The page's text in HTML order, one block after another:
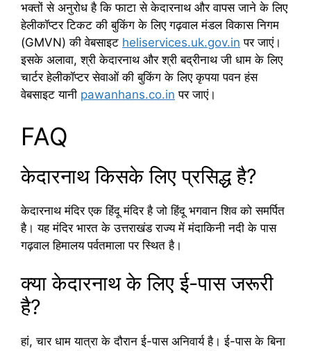
भक्तों से अनुरोध है कि फाटा से केदारनाथ और वापस जाने के लिए
हेलीकॉप्टर टिकट की बुकिंग के लिए गढ़वाल मंडल विकास निगम
(GMVN) की वेबसाइट heliservices.uk.gov.in पर जाएं।
इसके अलावा, श्री केदारनाथ और श्री बद्रीनाथ जी धाम के लिए
चार्टर हेलीकॉप्टर सेवाओं की बुकिंग के लिए कृपया पवन हंस
वेबसाइट यानी pawanhans.co.in पर जाएं।
FAQ
केदारनाथ किसके लिए प्रसिद्ध है?
केदारनाथ मंदिर एक हिंदू मंदिर है जो हिंदू भगवान शिव को समर्पित
है। यह मंदिर भारत के उत्तराखंड राज्य में मंदाकिनी नदी के पास
गढ़वाल हिमालय पर्वतमाला पर स्थित है।
क्या केदारनाथ के लिए ई-पास जरूरी
है?
हां, चार धाम यात्रा के दौरान ई-पास अनिवार्य है। ई-पास के बिना